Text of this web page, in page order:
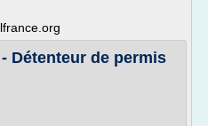
Détenteur de permis